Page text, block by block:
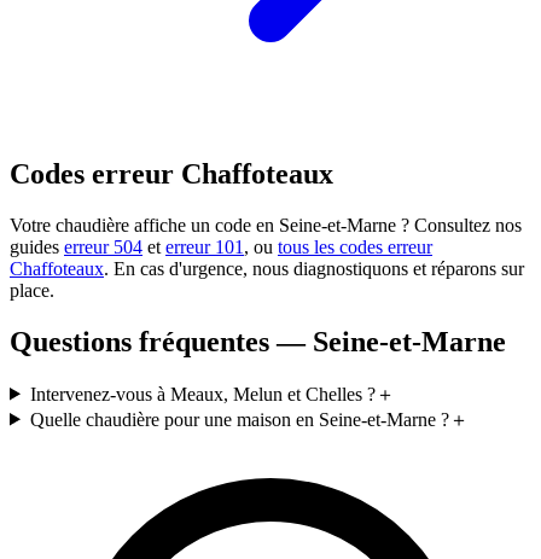
Codes erreur Chaffoteaux
Votre chaudière affiche un code en Seine-et-Marne ? Consultez nos
guides erreur 504 et erreur 101 , ou tous les codes erreur
Chaffoteaux. En cas d'urgence, nous diagnostiquons et réparons sur
place.
Questions fréquentes — Seine-et-Marne
Intervenez-vous à Meaux, Melun et Chelles ?＋
Quelle chaudière pour une maison en Seine-et-Marne ?＋